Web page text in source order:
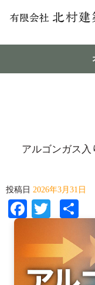
アルゴンガス
投稿日 2026年3月31日
Facebook
Twitter